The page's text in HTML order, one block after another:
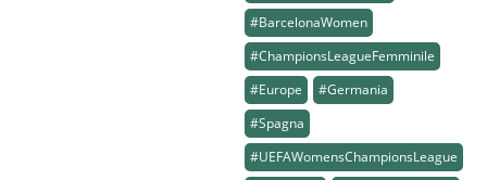
#BarcelonaWomen
#ChampionsLeagueFemminile
#Europe
#Germania
#Spagna
#UEFAWomensChampionsLeague